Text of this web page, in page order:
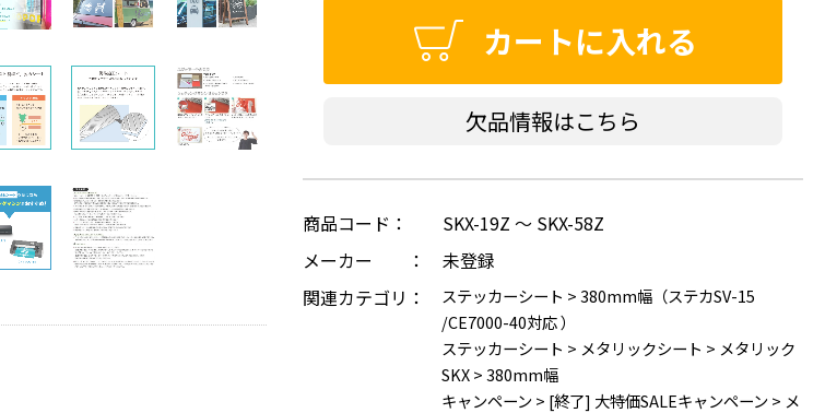
カートに入れる
欠品情報はこちら
商品コード：
SKX-19Z ～ SKX-58Z
メーカー ：
未登録
関連カテゴリ：
ステッカーシート >380mm幅（ステカSV-15
/CE7000-40対応 ）
ステッカーシート > メタリックシート > メタリック
SKX>380mm幅
キャンペーン > [終了] 大特価SALEキャンペーン > メ